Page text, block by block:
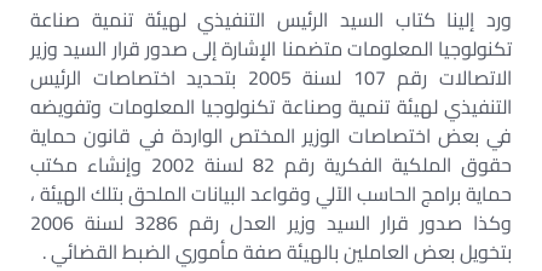
ورد إلينا كتاب السيد الرئيس التنفيذي لهيئة تنمية صناعة
تكنولوجيا المعلومات متضمنا الإشارة إلى صدور قرار السيد وزير
الاتصالات رقم 107 لسنة 2005 بتحديد اختصاصات الرئيس
التنفيذي لهيئة تنمية وصناعة تكنولوجيا المعلومات وتفويضه
في بعض اختصاصات الوزير المختص الواردة في قانون حماية
حقوق الملكية الفكرية رقم 82 لسنة 2002 وإنشاء مكتب
حماية برامج الحاسب الآلي وقواعد البيانات الملحق بتلك الهيئة ،
وكذا صدور قرار السيد وزير العدل رقم 3286 لسنة 2006
بتخويل بعض العاملين بالهيئة صفة مأموري الضبط القضائي .